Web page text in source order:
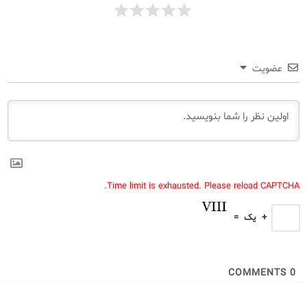
عضویت
Time limit is exhausted. Please reload CAPTCHA.
+ یک =
0